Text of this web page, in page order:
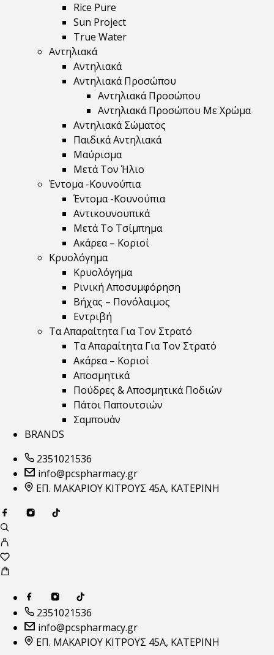
Rice Pure
Sun Project
True Water
Αντηλιακά
Αντηλιακά
Αντηλιακά Προσώπου
Αντηλιακά Προσώπου
Αντηλιακά Προσώπου Με Χρώμα
Αντηλιακά Σώματος
Παιδικά Αντηλιακά
Μαύρισμα
Mετά Τον Ήλιο
Έντομα -Κουνούπια
Έντομα -Κουνούπια
Αντικουνουπικά
Μετά Το Τσίμπημα
Ακάρεα – Κοριοί
Κρυολόγημα
Κρυολόγημα
Ρινική Αποσυμφόρηση
Βήχας – Πονόλαιμος
Εντριβή
Τα Απαραίτητα Για Τον Στρατό
Τα Απαραίτητα Για Τον Στρατό
Ακάρεα – Κοριοί
Αποσμητικά
Πούδρες & Αποσμητικά Ποδιών
Πάτοι Παπουτσιών
Σαμπουάν
BRANDS
2351021536
info@pcspharmacy.gr
ΕΠ. ΜΑΚΑΡΙΟΥ ΚΙΤΡΟΥΣ 45Α, ΚΑΤΕΡΙΝΗ
2351021536
info@pcspharmacy.gr
ΕΠ. ΜΑΚΑΡΙΟΥ ΚΙΤΡΟΥΣ 45Α, ΚΑΤΕΡΙΝΗ